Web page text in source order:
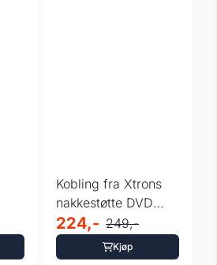
Kobling fra Xtrons
nakkestøtte DVD
spiller til ...
224,- 249,-
Kjøp